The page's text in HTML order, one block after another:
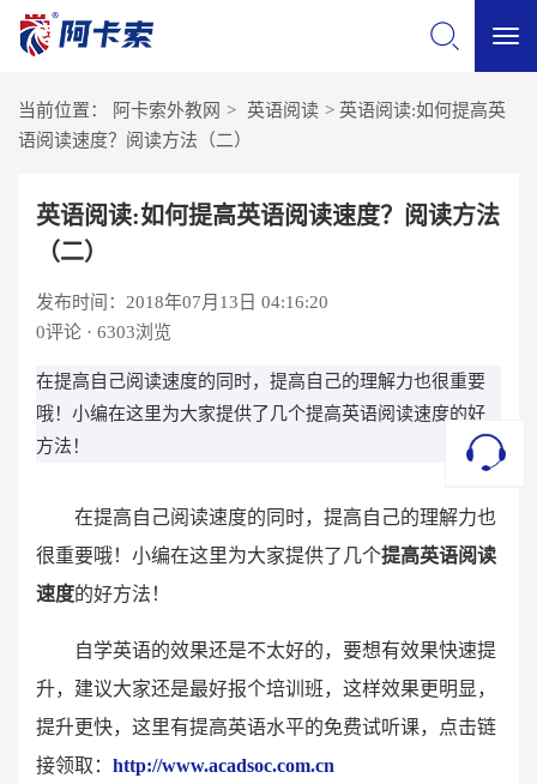
当前位置： 阿卡索外教网 > 英语阅读 > 英语阅读:如何提高英
语阅读速度？阅读方法（二）
英语阅读:如何提高英语阅读速度？阅读方法
（二）
发布时间：2018年07月13日 04:16:20
0评论 · 6303浏览
在提高自己阅读速度的同时，提高自己的理解力也很重要
哦！小编在这里为大家提供了几个提高英语阅读速度的好
方法！
在提高自己阅读速度的同时，提高自己的理解力也
很重要哦！小编在这里为大家提供了几个提高英语阅读
速度的好方法！
自学英语的效果还是不太好的，要想有效果快速提
升，建议大家还是最好报个培训班，这样效果更明显，
提升更快，这里有提高英语水平的免费试听课，点击链
接领取： http://www.acadsoc.com.cn